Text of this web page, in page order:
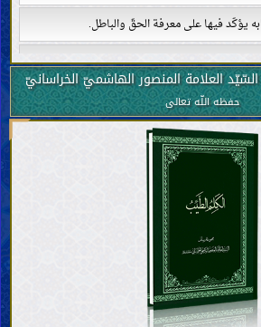
ينبّه الناس على غربة الإسلام، ويدعوهم إلى
على التهاون والتبديل فيه.
فيها ما يعمل للمهديّ بما عمل مسلم بن عقيل للحسين
العلامة المنصور الهاشميّ الخراسانيّ
حفظه اللّه تعالى